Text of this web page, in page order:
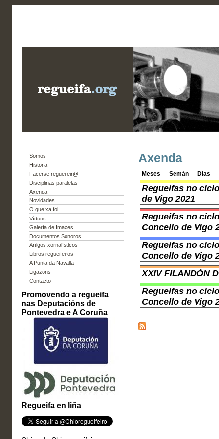
Somos
Historia
Facerse regueifeir@
Disciplinas paralelas
Axenda
Novidades
O que xa foi
Vídeos
Galería de Imaxes
Documentos Sonoros
Artigos xornalísticos
Libros regueifeiros
A Punta da Navalla
Ligazóns
Contacto
Promovendo a regueifa
nas Deputacións de
Pontevedra e A Coruña
Regueifa en liña
Axenda
Meses Semán Días
Regueifas no
de Vigo 2021
Regueifas no
Concello de Vigo
Regueifas no
Concello de Vigo
XXIV FILANDÓN
Regueifas no
Concello de Vigo